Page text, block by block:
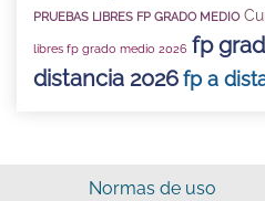
PRUEBAS LIBRES FP GRADO MEDIO
libres fp grado medio 2026 fp
distancia 2026fp a
Normas de uso